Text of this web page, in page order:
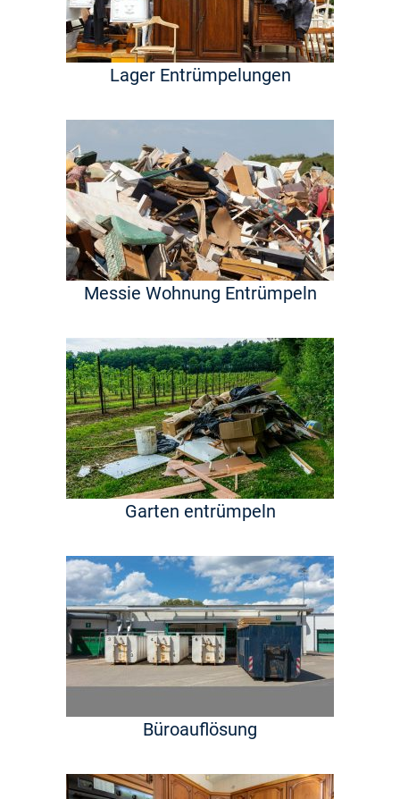
Lager Entrümpelungen
Messie Wohnung Entrümpeln
Garten entrümpeln
Büroauflösung